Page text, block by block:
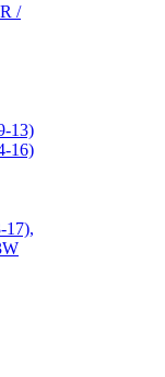
/
13)
16)
17),